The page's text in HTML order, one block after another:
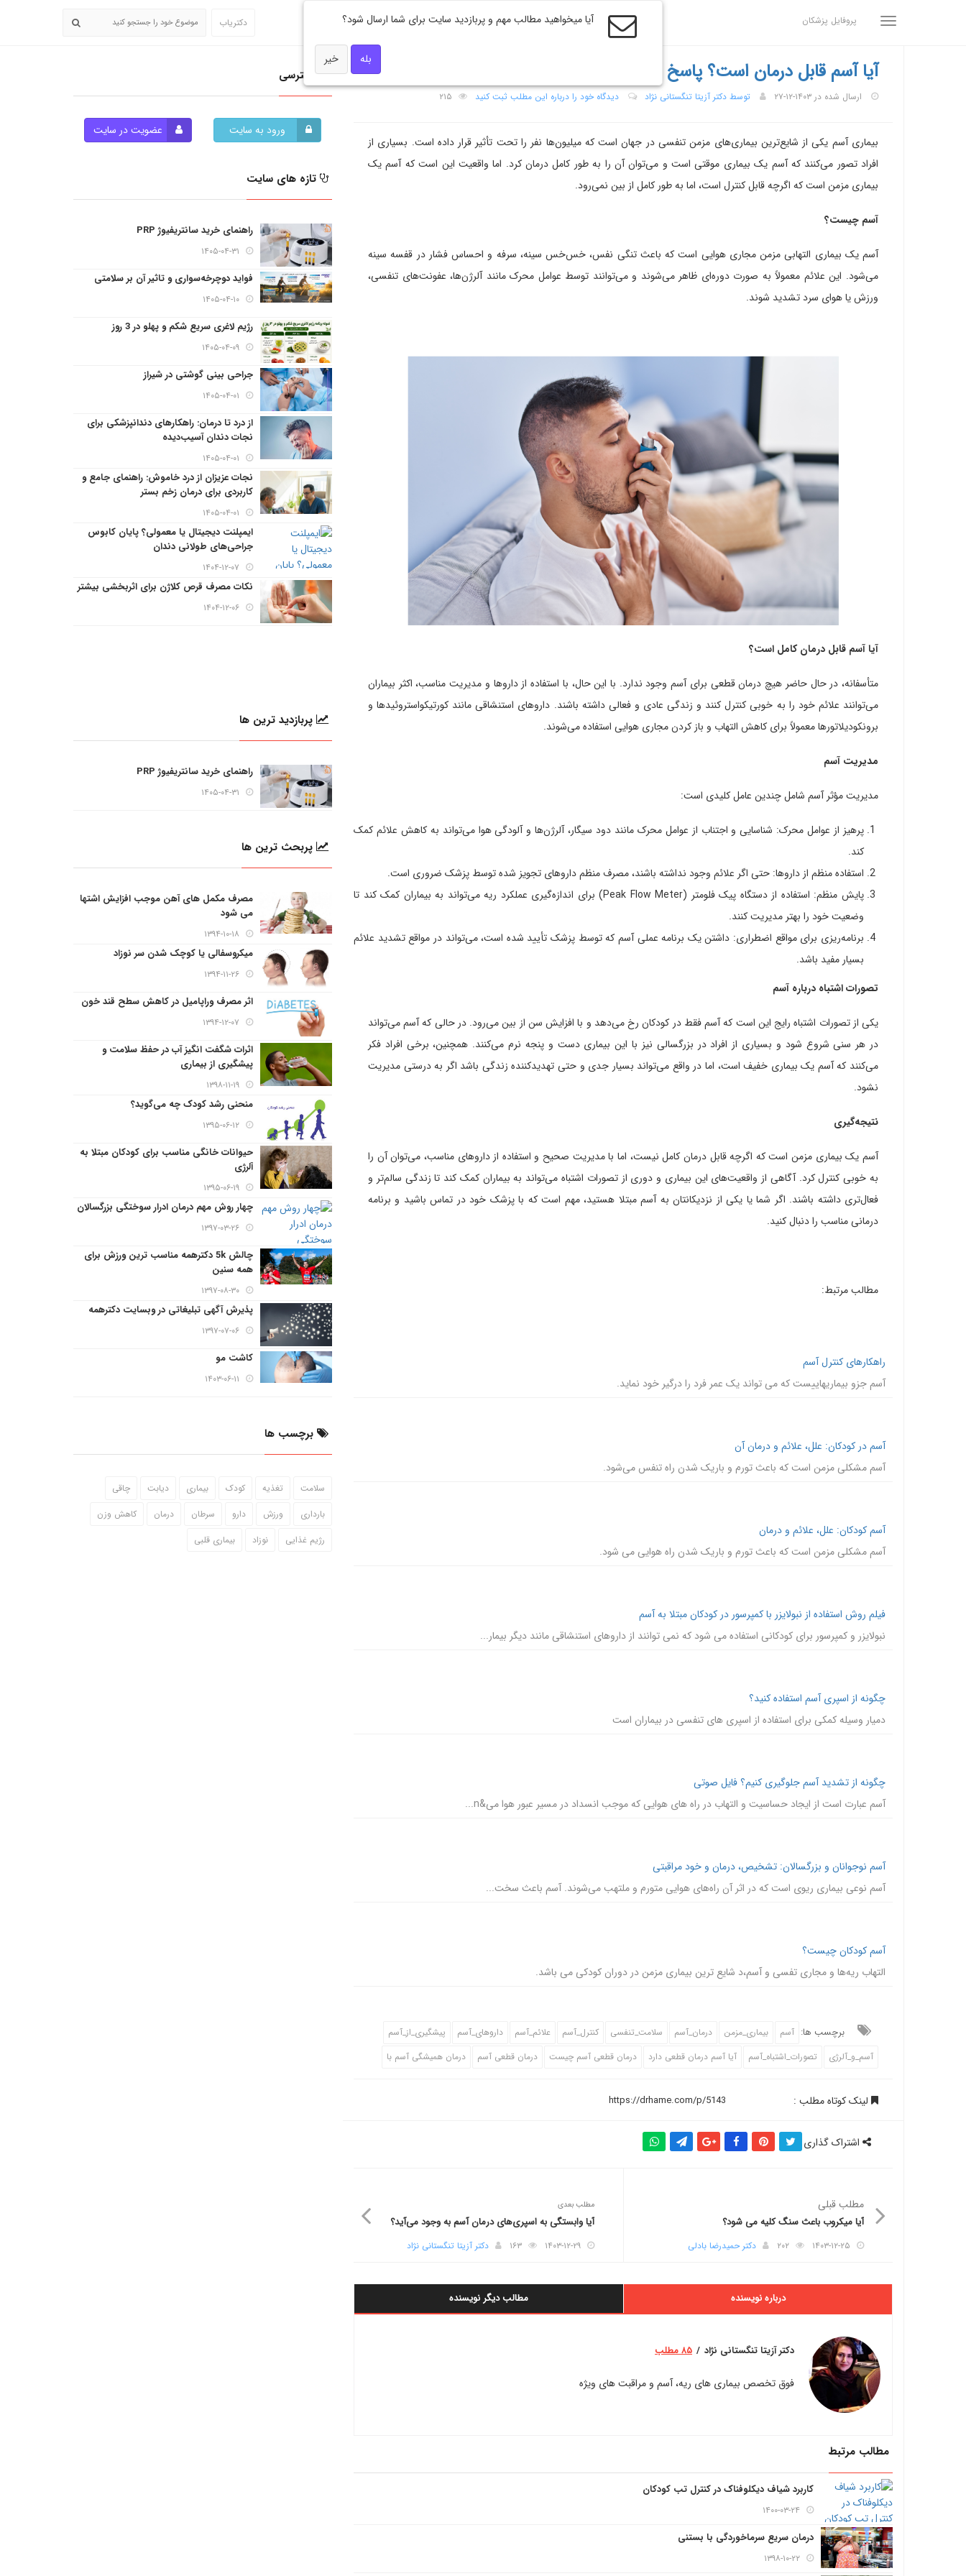
پروفایل پزشکان دکتریاب
آیا آسم قابل درمان است؟ پاسخ علم چیست؟
ارسال شده در ۱۴۰۳-۱۲-۲۷ توسط دکتر آزیتا تنگستانی نژاد دیدگاه خود را درباره این مطلب ثبت کنید ۲۱۵
بیماری آسم یکی از شایع‌ترین بیماری‌های مزمن تنفسی در جهان است که میلیون‌ها نفر را تحت تأثیر قرار داده است. بسیاری از
افراد تصور می‌کنند که آسم یک بیماری موقتی است و می‌توان آن را به طور کامل درمان کرد. اما واقعیت این است که آسم یک
بیماری مزمن است که اگرچه قابل کنترل است، اما به طور کامل از بین نمی‌رود.
آسم چیست؟
آسم یک بیماری التهابی مزمن مجاری هوایی است که باعث تنگی نفس، خس‌خس سینه، سرفه و احساس فشار در قفسه سینه
می‌شود. این علائم معمولاً به صورت دوره‌ای ظاهر می‌شوند و می‌توانند توسط عوامل محرک مانند آلرژن‌ها، عفونت‌های تنفسی،
ورزش یا هوای سرد تشدید شوند.
آیا آسم قابل درمان کامل است؟
متأسفانه، در حال حاضر هیچ درمان قطعی برای آسم وجود ندارد. با این حال، با استفاده از داروها و مدیریت مناسب، اکثر بیماران
می‌توانند علائم خود را به خوبی کنترل کنند و زندگی عادی و فعالی داشته باشند. داروهای استنشاقی مانند کورتیکواستروئیدها و
برونکودیلاتورها معمولاً برای کاهش التهاب و باز کردن مجاری هوایی استفاده می‌شوند.
مدیریت آسم
مدیریت مؤثر آسم شامل چندین عامل کلیدی است:
پرهیز از عوامل محرک: شناسایی و اجتناب از عوامل محرک مانند دود سیگار، آلرژن‌ها و آلودگی هوا می‌تواند به کاهش علائم کمک
کند.
استفاده منظم از داروها: حتی اگر علائم وجود نداشته باشند، مصرف منظم داروهای تجویز شده توسط پزشک ضروری است.
پایش منظم: استفاده از دستگاه پیک فلومتر (Peak Flow Meter) برای اندازه‌گیری عملکرد ریه می‌تواند به بیماران کمک کند تا
وضعیت خود را بهتر مدیریت کنند.
برنامه‌ریزی برای مواقع اضطراری: داشتن یک برنامه عملی آسم که توسط پزشک تأیید شده است، می‌تواند در مواقع تشدید علائم
بسیار مفید باشد.
تصورات اشتباه درباره آسم
یکی از تصورات اشتباه رایج این است که آسم فقط در کودکان رخ می‌دهد و با افزایش سن از بین می‌رود. در حالی که آسم می‌تواند
در هر سنی شروع شود و بسیاری از افراد در بزرگسالی نیز با این بیماری دست و پنجه نرم می‌کنند. همچنین، برخی افراد فکر
می‌کنند که آسم یک بیماری خفیف است، اما در واقع می‌تواند بسیار جدی و حتی تهدیدکننده زندگی باشد اگر به درستی مدیریت
نشود.
نتیجه‌گیری
آسم یک بیماری مزمن است که اگرچه قابل درمان کامل نیست، اما با مدیریت صحیح و استفاده از داروهای مناسب، می‌توان آن را
به خوبی کنترل کرد. آگاهی از واقعیت‌های این بیماری و دوری از تصورات اشتباه می‌تواند به بیماران کمک کند تا زندگی سالم‌تر و
فعال‌تری داشته باشند. اگر شما یا یکی از نزدیکانتان به آسم مبتلا هستید، مهم است که با پزشک خود در تماس باشید و برنامه
درمانی مناسب را دنبال کنید.
مطالب مرتبط:
راهکارهای کنترل آسم
آسم جزو بیماریهاییست که می تواند یک عمر فرد را درگیر خود نماید.
آسم در کودکان: علل، علائم و درمان آن
آسم مشکلی مزمن است که باعث تورم و باریک شدن راه تنفس می‌شود.
آسم کودکان: علل، علائم و درمان
آسم مشکلی مزمن است که باعث تورم و باریک شدن راه هوایی می شود.
فیلم روش استفاده از نبولایزر با کمپرسور در کودکان مبتلا به آسم
نبولایزر و کمپرسور برای کودکانی استفاده می شود که نمی توانند از داروهای استنشاقی مانند دیگر بیمار...
چگونه از اسپری آسم استفاده کنید؟
دمیار وسیله کمکی برای استفاده از اسپری های تنفسی در بیماران است
چگونه از تشدید آسم جلوگیری کنیم؟ فایل صوتی
آسم عبارت است از ایجاد حساسیت و التهاب در راه های هوایی که موجب انسداد در مسیر عبور هوا می&n...
آسم نوجوانان و بزرگسالان: تشخیص، درمان و خود مراقبتی
آسم نوعی بیماری ریوی است که در اثر آن راه‌های هوایی متورم و ملتهب می‌شوند. آسم باعث سخت...
آسم کودکان چیست؟
التهاب ریه‌ها و مجاری تفسی و آسم،د شایع ترین بیماری مزمن در دوران کودکی می باشد.
برچسب ها: آسم بیماری_مزمن درمان_آسم سلامت_تنفسی کنترل_آسم علائم_آسم داروهای_آسم
پیشگیری_از_آسم
آسم_و_آلرژی
تصورات_اشتباه_آسم آیا آسم درمان قطعی دارد درمان قطعی آسم چیست درمان قطعی آسم درمان همیشگی آسم با
لینک کوتاه مطلب :
اشتراک گذاری
مطلب قبلی
آیا میکروب باعث سنگ کلیه می شود؟
۱۴۰۳-۱۲-۲۵ ۲۰۲ دکتر حمیدرضا بادلی
مطلب بعدی
آیا وابستگی به اسپری‌های درمان آسم به وجود می‌آید؟
۱۴۰۳-۱۲-۲۹ ۱۶۳ دکتر آزیتا تنگستانی نژاد
مطالب دیگر نویسنده درباره نویسنده
دکتر آزیتا تنگستانی نژاد ۸۵ مطلب
فوق تخصص بیماری های ریه، آسم و مراقبت های ویژه
مطالب مرتبط
کاربرد شیاف دیکلوفناک در کنترل تب کودکان
۱۴۰۰-۰۳-۲۴
درمان سریع سرماخوردگی با بستنی
۱۳۹۸-۱۰-۲۲
دسترسی
ورود به سایت عضویت در سایت
تازه های سایت
راهنمای خرید سانتریفیوژ PRP
۱۴۰۵-۰۴-۳۱
فواید دوچرخه‌سواری و تاثیر آن بر سلامتی
۱۴۰۵-۰۴-۱۰
رژیم لاغری سریع شکم و پهلو در 3 روز
۱۴۰۵-۰۴-۰۹
جراحی بینی گوشتی در شیراز
۱۴۰۵-۰۴-۰۱
از درد تا درمان: راهکارهای دندانپزشکی برای
نجات دندان آسیب‌دیده
۱۴۰۵-۰۴-۰۱
نجات عزیزان از درد خاموش: راهنمای جامع و
کاربردی برای درمان زخم بستر
۱۴۰۵-۰۴-۰۱
ایمپلنت دیجیتال یا معمولی؟ پایان کابوس
جراحی‌های طولانی دندان
۱۴۰۴-۱۲-۰۷
نکات مصرف قرص کلاژن برای اثربخشی بیشتر
۱۴۰۴-۱۲-۰۶
پربازدید ترین ها
راهنمای خرید سانتریفیوژ PRP
۱۴۰۵-۰۴-۳۱
پربحث ترین ها
مصرف مکمل های آهن موجب افزایش اشتها
می شود
۱۳۹۴-۱۰-۱۸
میکروسفالی یا کوچک شدن سر نوزاد
۱۳۹۴-۱۱-۲۶
اثر مصرف وراپامیل در کاهش سطح قند خون
۱۳۹۴-۱۲-۰۷
اثرات شگفت انگیز آب در حفظ سلامت و
پیشگیری از بیماری
۱۳۹۸-۱۱-۱۹
منحنی رشد کودک چه می‌گوید؟
۱۳۹۵-۰۶-۱۲
حیوانات خانگی مناسب برای کودکان مبتلا به
آلرژی
۱۳۹۵-۰۶-۱۹
چهار روش مهم درمان ادرار سوختگی بزرگسالان
۱۳۹۷-۰۳-۲۶
چالش 5k دکترهمه مناسب ترین ورزش برای
همه سنین
۱۳۹۷-۰۸-۳۰
پذیرش آگهی تبلیغاتی در وبسایت دکترهمه
۱۳۹۷-۰۷-۰۶
کاشت مو
۱۴۰۳-۰۶-۱۱
برچسب ها
سلامت تغذیه کودک بیماری دیابت
چاقی
بارداری
ورزش دارو سرطان درمان
کاهش وزن
رژیم غذایی
نوزاد بیماری قلبی
آیا میخواهید مطالب مهم و پربازدید سایت برای شما ارسال شود؟
بله خیر